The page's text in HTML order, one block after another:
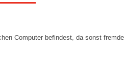
Computer befindest, da sonst